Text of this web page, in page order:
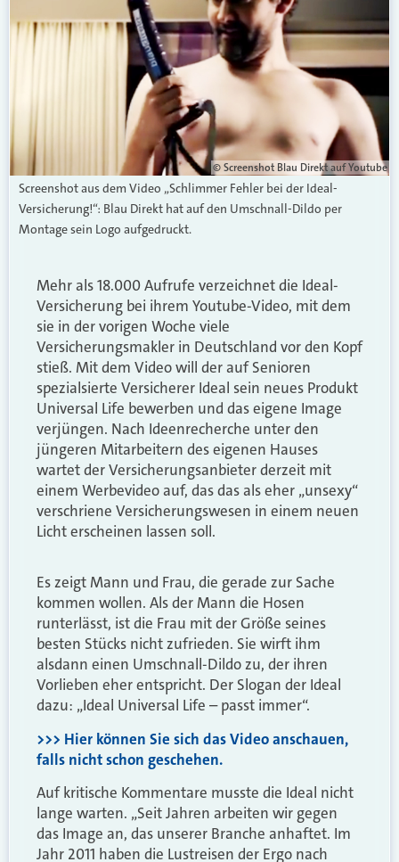
© Screenshot Blau Direkt auf Youtube
Screenshot aus dem Video „Schlimmer Fehler bei der Ideal-
Versicherung!“: Blau Direkt hat auf den Umschnall-Dildo per
Montage sein Logo aufgedruckt.
Mehr als 18.000 Aufrufe verzeichnet die Ideal-
Versicherung bei ihrem Youtube-Video, mit dem
sie in der vorigen Woche viele
Versicherungsmakler in Deutschland vor den Kopf
stieß. Mit dem Video will der auf Senioren
spezialsierte Versicherer Ideal sein neues Produkt
Universal Life bewerben und das eigene Image
verjüngen. Nach Ideenrecherche unter den
jüngeren Mitarbeitern des eigenen Hauses
wartet der Versicherungsanbieter derzeit mit
einem Werbevideo auf, das das als eher „unsexy“
verschriene Versicherungswesen in einem neuen
Licht erscheinen lassen soll.
Es zeigt Mann und Frau, die gerade zur Sache
kommen wollen. Als der Mann die Hosen
runterlässt, ist die Frau mit der Größe seines
besten Stücks nicht zufrieden. Sie wirft ihm
alsdann einen Umschnall-Dildo zu, der ihren
Vorlieben eher entspricht. Der Slogan der Ideal
dazu: „Ideal Universal Life – passt immer“.
>>> Hier können Sie sich das Video anschauen,
falls nicht schon geschehen.
Auf kritische Kommentare musste die Ideal nicht
lange warten. „Seit Jahren arbeiten wir gegen
das Image an, das unserer Branche anhaftet. Im
Jahr 2011 haben die Lustreisen der Ergo nach